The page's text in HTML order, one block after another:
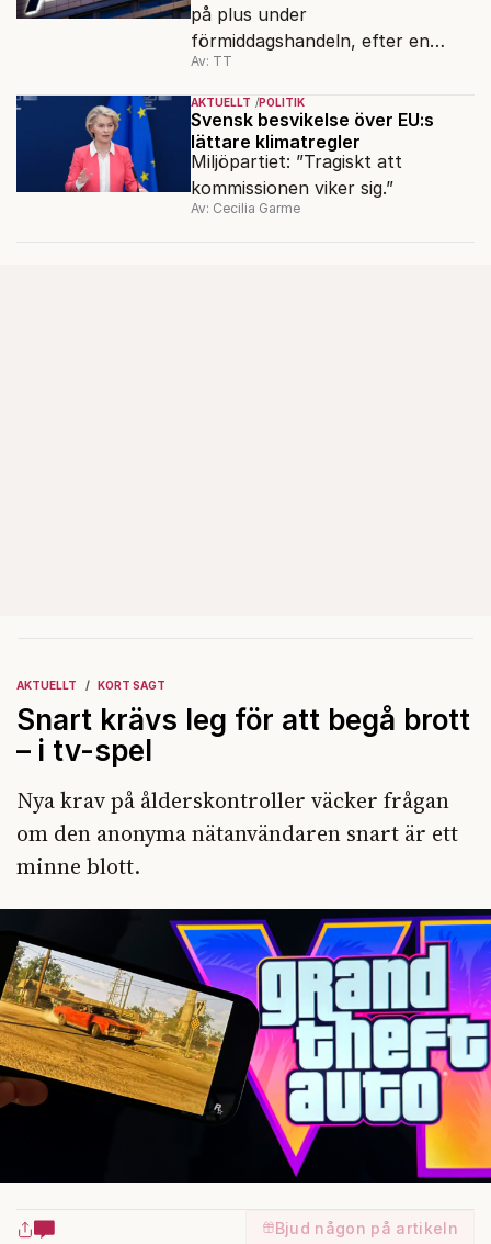
på plus under
förmiddagshandeln, efter en
inledning nedåt – trots ett högre
oljepris och AI-oro.
Av: TT
AKTUELLT POLITIK
Svensk besvikelse över EU:s
lättare klimatregler
Miljöpartiet: ”Tragiskt att
kommissionen viker sig.”
Av: Cecilia Garme
AKTUELLT KORT SAGT
Snart krävs leg för att begå brott
– i tv-spel
Nya krav på ålderskontroller väcker frågan
om den anonyma nätanvändaren snart är ett
minne blott.
Bjud någon på artikeln